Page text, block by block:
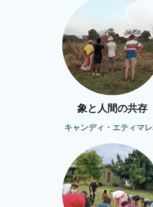
象と人間の共存
キャンディ・エティマ